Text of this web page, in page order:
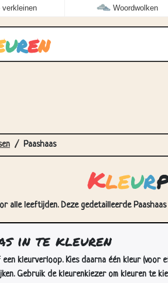
verkleinen Woordwolken
uren
Paashaas
Kleur
alle leeftijden. Deze gedetailleerde
in te kleuren
kleurverloop. Kies daarna één kleur
Gebruik de kleurenkiezer om kleuren te